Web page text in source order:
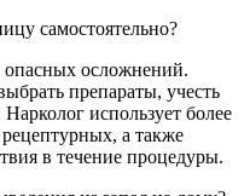
самостоятельно?
опасных осложнений.
препараты, учесть
использует более
а также
в течение процедуры.